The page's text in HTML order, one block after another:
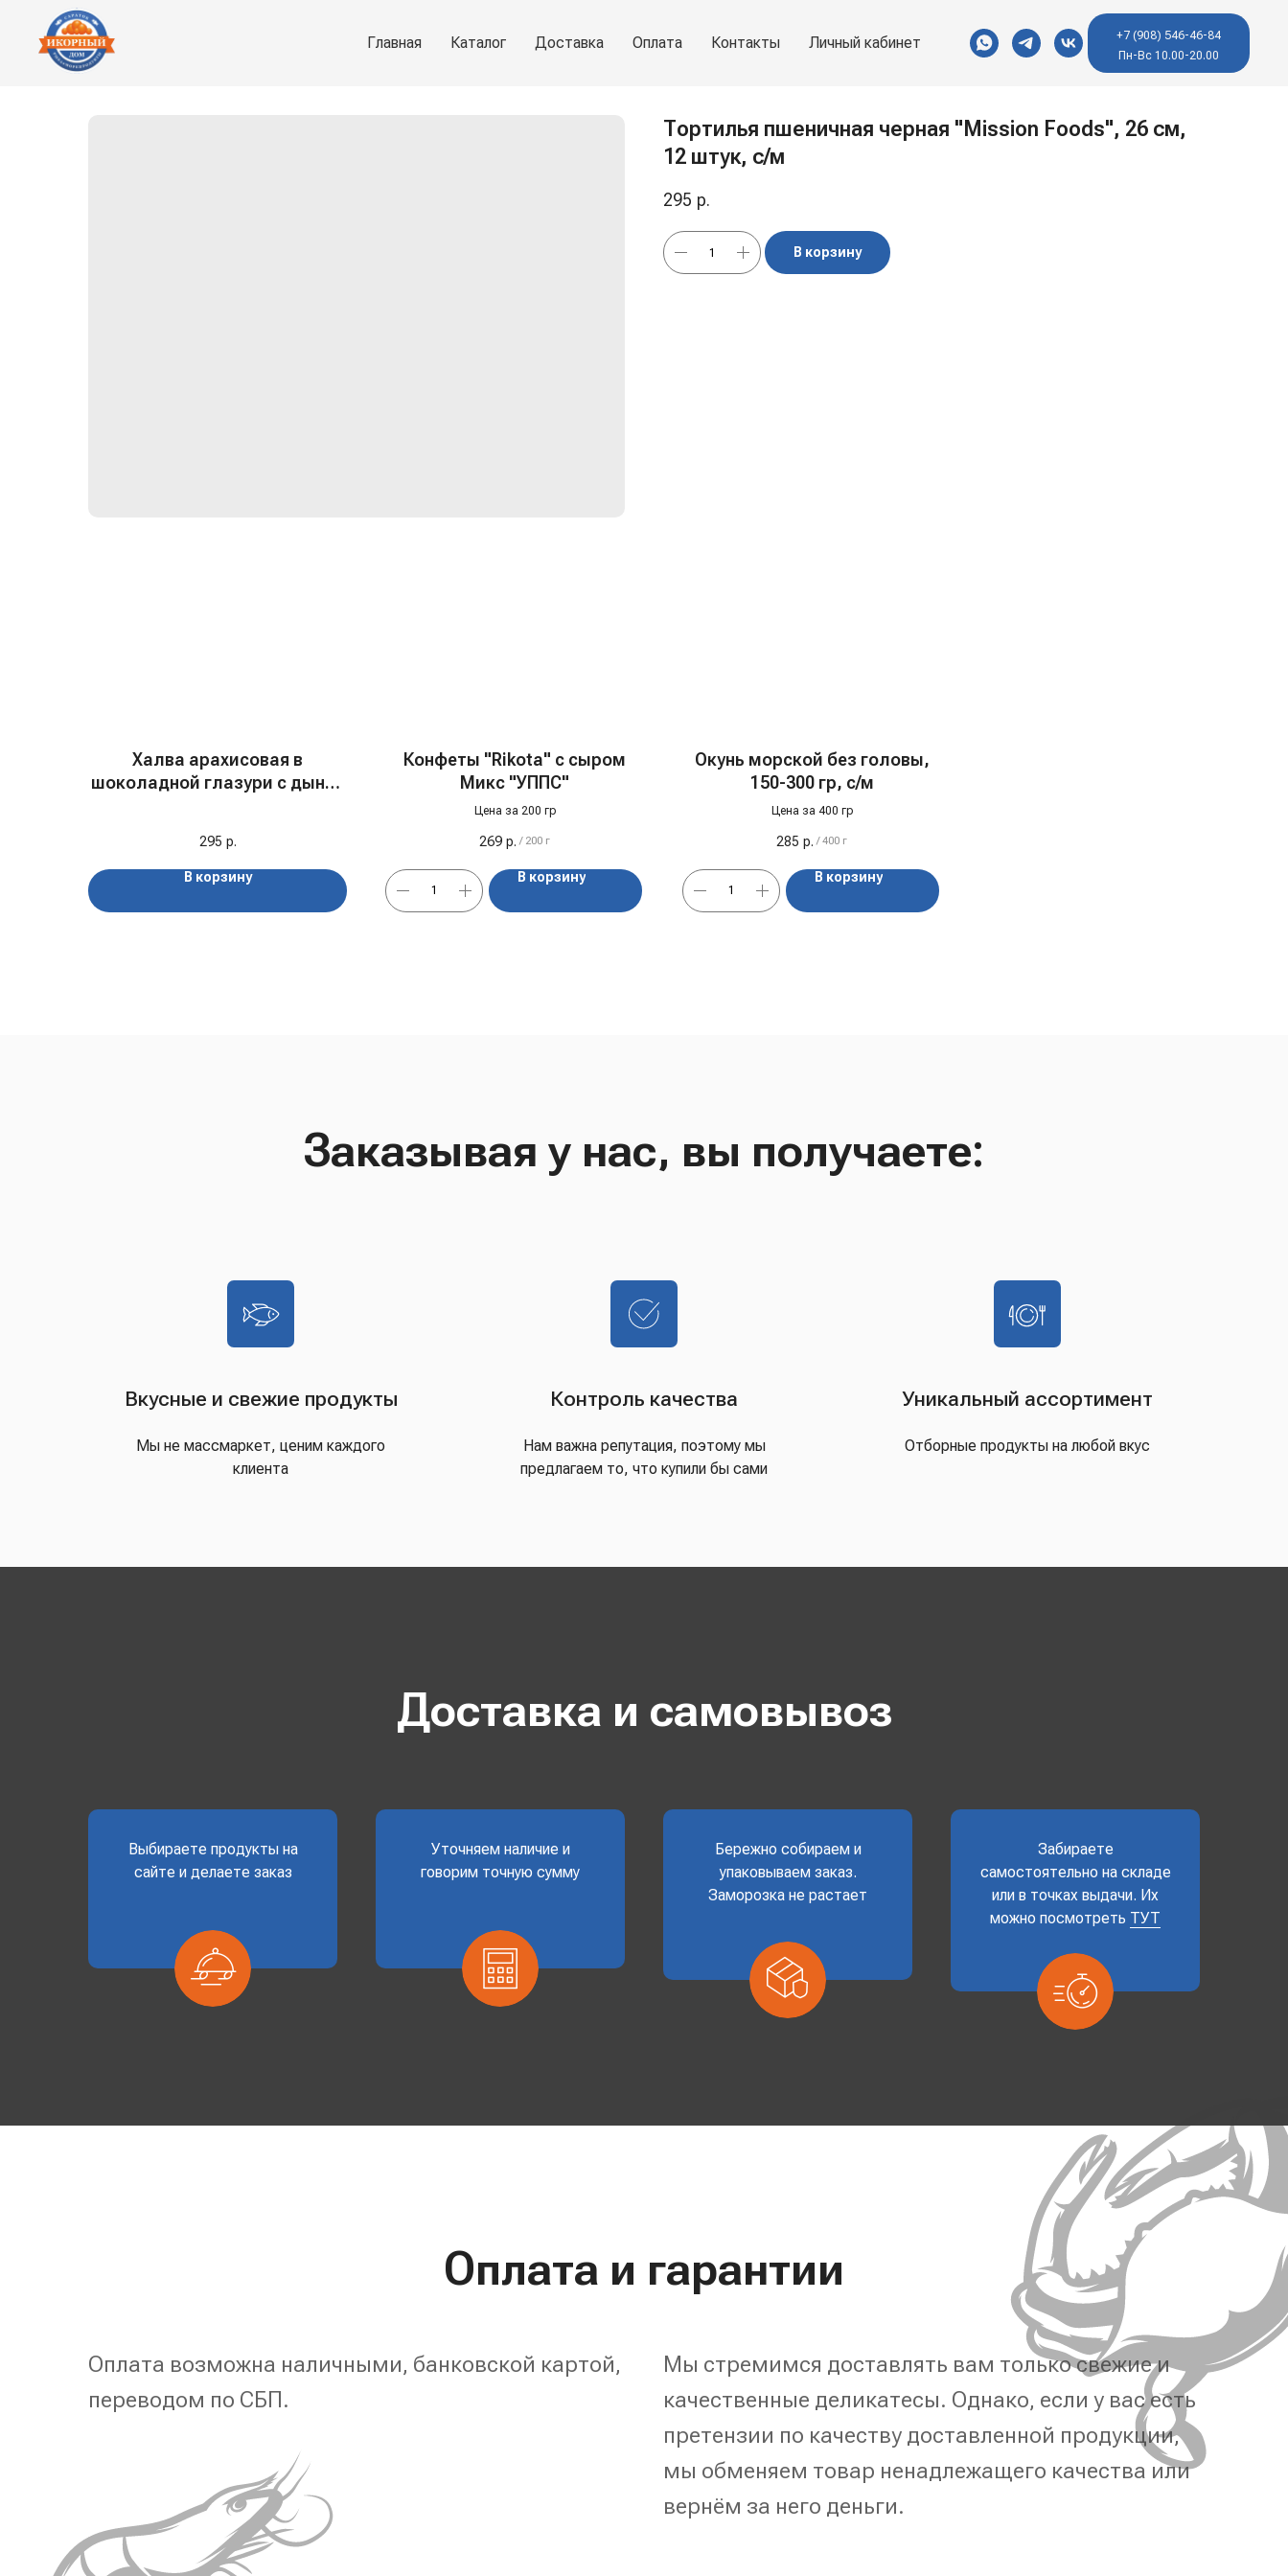
Главная Каталог Доставка Оплата Контакты Личный кабинет
+7 (908) 546-46-84
Пн-Вс 10.00-20.00
Тортилья пшеничная черная "Mission Foods", 26 см,
12 штук, с/м
295 р.
В корзину
Халва арахисовая в
шоколадной глазури с дыней
295 р.
В корзину
Конфеты "Rikota" с сыром
Микс "УППС"
Цена за 200 гр
269 р. / 200 г
В корзину
Окунь морской без головы,
150-300 гр, с/м
Цена за 400 гр
285 р. / 400 г
В корзину
Заказывая у нас, вы получаете:
Вкусные и свежие продукты
Мы не массмаркет, ценим каждого
клиента
Контроль качества
Нам важна репутация, поэтому мы
предлагаем то, что купили бы сами
Уникальный ассортимент
Отборные продукты на любой вкус
Доставка и самовывоз
Выбираете продукты на
сайте и делаете заказ
Уточняем наличие и
говорим точную сумму
Бережно собираем и
упаковываем заказ.
Заморозка не растает
Забираете
самостоятельно на складе
или в точках выдачи. Их
можно посмотреть ТУТ
Оплата и гарантии
Оплата возможна наличными, банковской картой,
переводом по СБП.
Мы стремимся доставлять вам только свежие и
качественные деликатесы. Однако, если у вас есть
претензии по качеству доставленной продукции,
мы обменяем товар ненадлежащего качества или
вернём за него деньги.